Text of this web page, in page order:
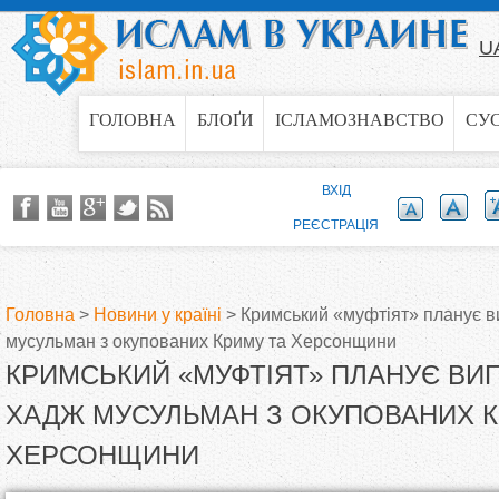
Jump to navigation
ГОЛОВНА БЛОҐИ ІСЛАМОЗНАВСТВО
В
и
є
Головна > Новини у країні > Кримський «муфтіят» планує
мусульман з окупованих Криму та Херсонщини
КРИМСЬКИЙ «МУФТІЯТ» ПЛАНУЄ
ХАДЖ МУСУЛЬМАН З ОКУПОВАНИХ
ХЕРСОНЩИНИ
ВХІД
РЕЄСТРАЦІЯ